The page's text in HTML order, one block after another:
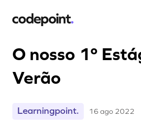
O nosso 1º
Verão
Learningpoint. 16 ago 2022